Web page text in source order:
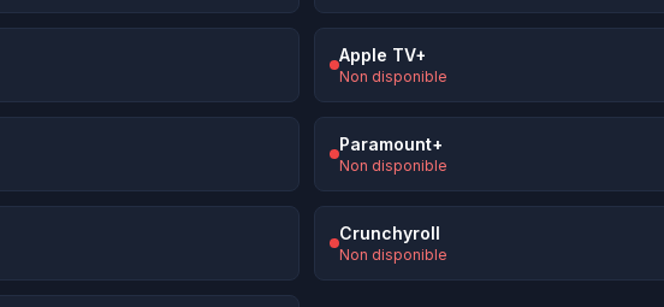
Apple TV+
Non disponible
Paramount+
Non disponible
Crunchyroll
Non disponible